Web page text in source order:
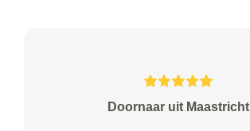
Doornaar uit Maastricht